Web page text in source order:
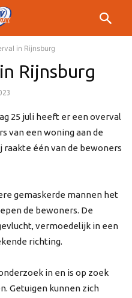
in Rijnsburg
Rijnsburg
25 juli heeft er een overval
van een woning aan de
één van de bewoners
gemaskerde mannen het
de bewoners. De
vermoedelijk in een
richting.
in en is op zoek
Getuigen kunnen zich